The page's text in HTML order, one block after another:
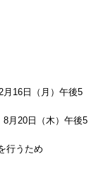
16日（月）午後5
（木）午後5
行うため